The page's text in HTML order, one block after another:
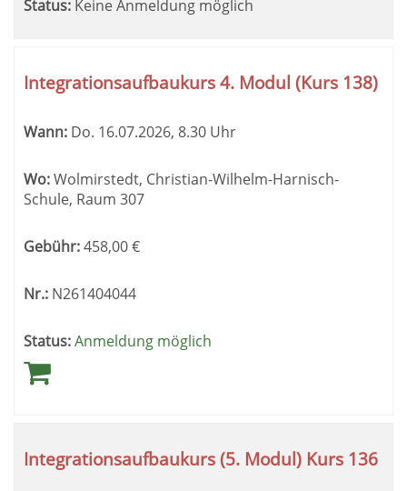
Status: Keine Anmeldung möglich
Integrationsaufbaukurs 4. Modul (Kurs 138)
Wann: Do. 16.07.2026, 8.30 Uhr
Wo:Wolmirstedt, Christian-Wilhelm-Harnisch-
Schule, Raum 307
Gebühr:458,00€
Nr.: N261404044
Status:Anmeldung möglich
Integrationsaufbaukurs (5. Modul) Kurs 136